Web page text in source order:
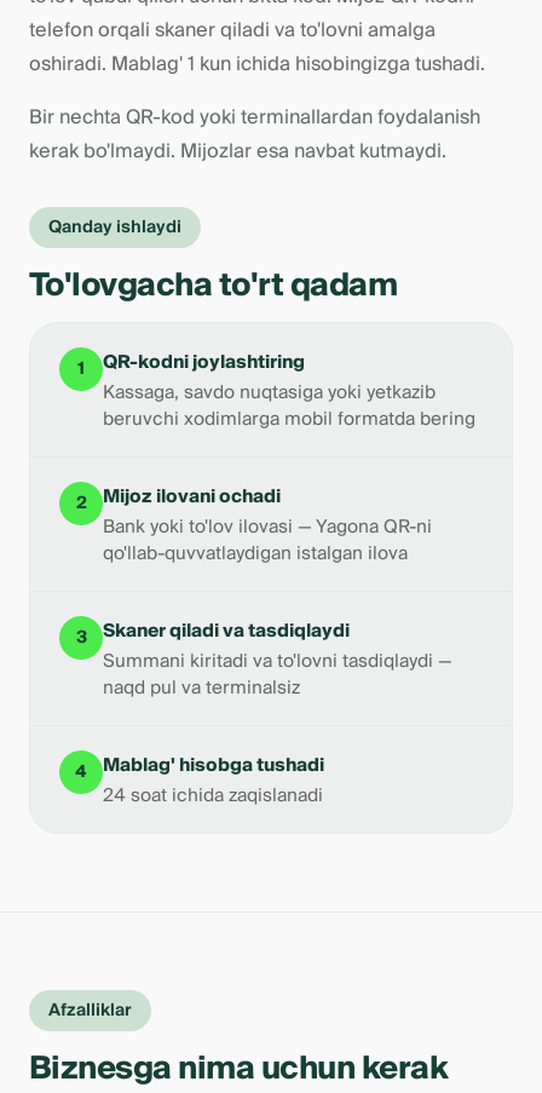
telefon orqali skaner qiladi va to'lovni amalga
oshiradi. Mablag' 1 kun ichida hisobingizga tushadi.
Bir nechta QR-kod yoki terminallardan foydalanish
kerak bo'lmaydi. Mijozlar esa navbat kutmaydi.
Qanday ishlaydi
To'lovgacha to'rt qadam
1
QR-kodni joylashtiring
Kassaga, savdo nuqtasiga yoki yetkazib
beruvchi xodimlarga mobil formatda bering
2
Mijoz ilovani ochadi
Bank yoki to'lov ilovasi — Yagona QR-ni
qo'llab-quvvatlaydigan istalgan ilova
3 Skaner qiladi va tasdiqlaydi
Summani kiritadi va to'lovni tasdiqlaydi —
naqd pul va terminalsiz
4
Mablag' hisobga tushadi
24 soat ichida zaqislanadi
Afzalliklar
Biznesga nima uchun kerak